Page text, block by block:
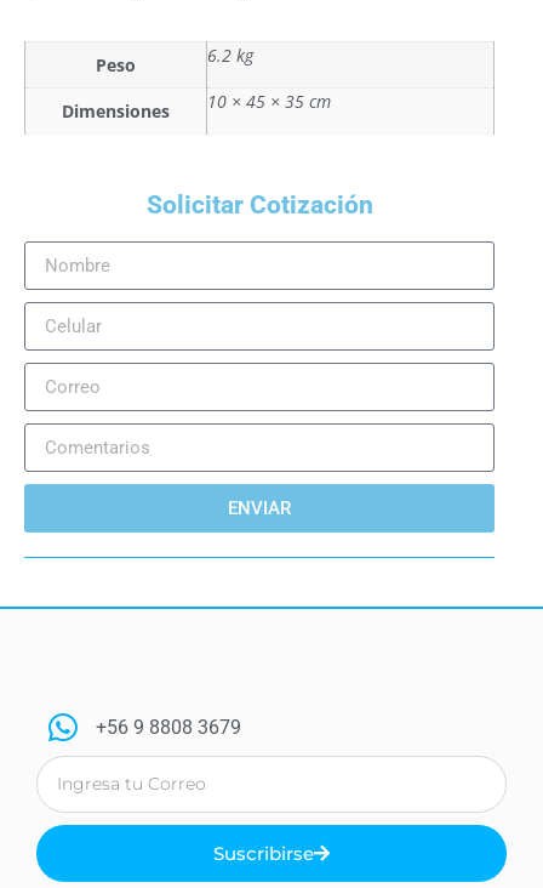
Peso 6.2 kg
Dimensiones 10 × 45 × 35 cm
Solicitar Cotización
ENVIAR
+56 9 8808 3679
Suscribirse